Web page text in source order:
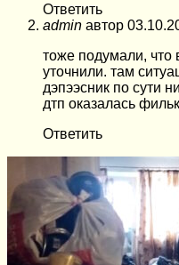
Ответить
admin автор
тоже подумали, что
уточнили. там
дэпээсник по сути
дтп оказалась
Ответить